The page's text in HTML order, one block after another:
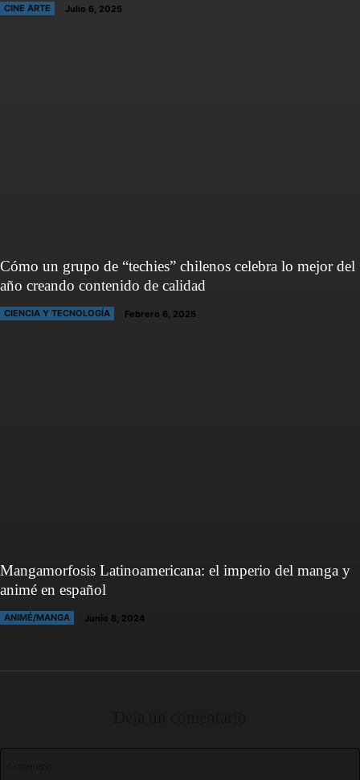
CINE ARTE Julio 6, 2025
Cómo un grupo de “techies” chilenos celebra lo mejor del
año creando contenido de calidad
CIENCIA Y TECNOLOGÍA Febrero 6, 2025
Mangamorfosis Latinoamericana: el imperio del manga y
animé en español
ANIMÉ/MANGA Junio 8, 2024